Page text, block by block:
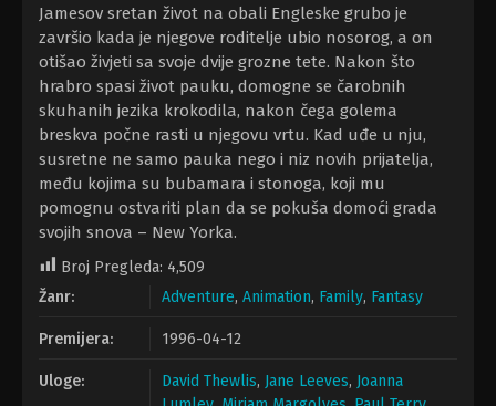
Jamesov sretan život na obali Engleske grubo je
završio kada je njegove roditelje ubio nosorog, a on
otišao živjeti sa svoje dvije grozne tete. Nakon što
hrabro spasi život pauku, domogne se čarobnih
skuhanih jezika krokodila, nakon čega golema
breskva počne rasti u njegovu vrtu. Kad uđe u nju,
susretne ne samo pauka nego i niz novih prijatelja,
među kojima su bubamara i stonoga, koji mu
pomognu ostvariti plan da se pokuša domoći grada
svojih snova – New Yorka.
Broj Pregleda: 4,509
Žanr:
Adventure, Animation, Family, Fantasy
Premijera: 1996-04-12
Uloge: David Thewlis, Jane Leeves, Joanna